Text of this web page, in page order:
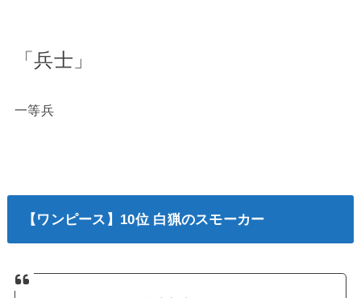
「兵士」
一等兵
【ワンピース】10位 白猟のスモーカー